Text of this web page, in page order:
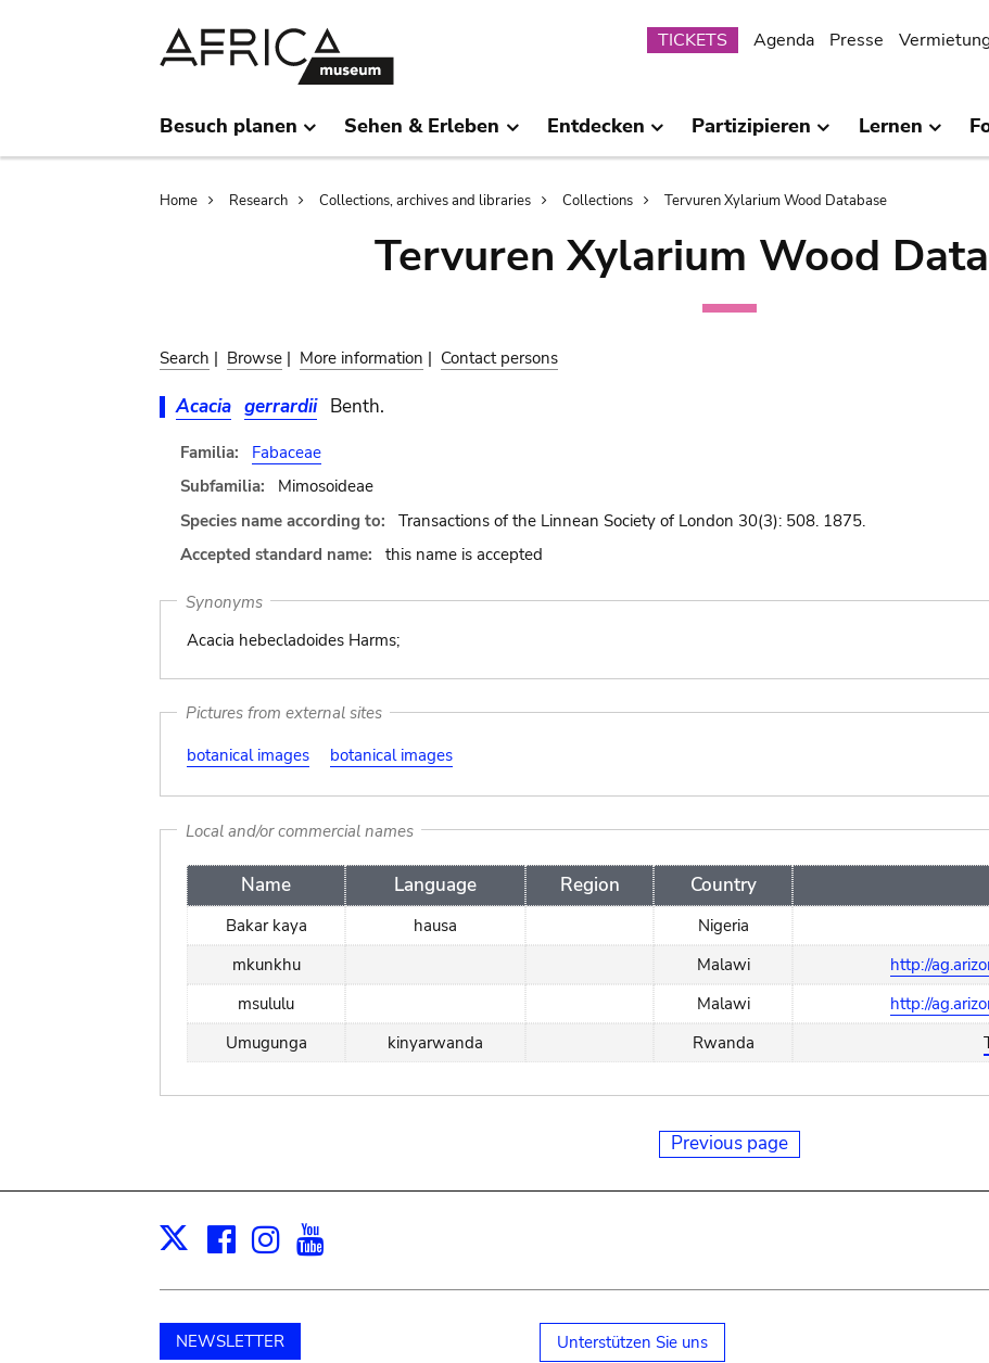
Submenu
TICKETS Agenda Presse
Besuch planen Sehen & Erleben Entdecken Partizipieren Lernen
Breadcrumb
Home Research Collections, archives and libraries Collections Tervuren Xylarium Wood Database
Tervuren Xylarium Wood
Search | Browse | More information | Contact persons
Acacia gerrardii Benth.
Familia:
Fabaceae
Subfamilia:
Mimosoideae
Species name according to:
Transactions of the Linnean Society of London 30(3): 508. 1875.
Accepted standard name:
this name is accepted
Synonyms
Acacia hebecladoides Harms;
Pictures from external sites
botanical images
botanical images
Local and/or commercial names
Name Language Region Country
Bakar kaya hausa Nigeria
mkunkhu
Malawi
http://
msululu
Malawi
http://
Umugunga
kinyarwanda Rwanda
Previous page
X Facebook
Instagram
NEWSLETTER Unterstützen Sie uns